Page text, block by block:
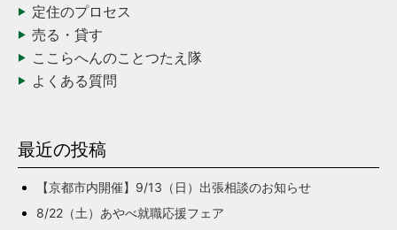
定住のプロセス
売る・貸す
ここらへんのことつたえ隊
よくある質問
最近の投稿
【京都市内開催】9/13（日）出張相談のお知らせ
8/22（土）あやべ就職応援フェア